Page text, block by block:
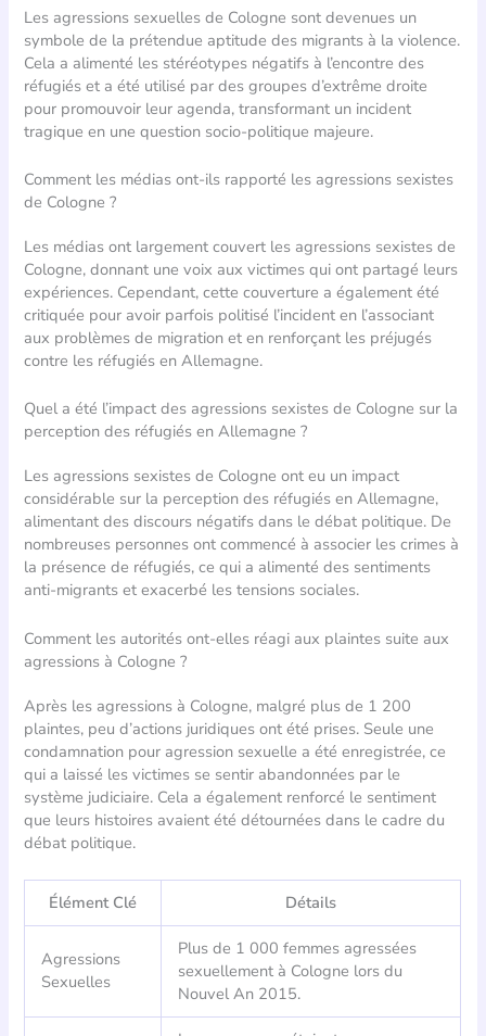
Les agressions sexuelles de Cologne sont devenues un
symbole de la prétendue aptitude des migrants à la violence.
Cela a alimenté les stéréotypes négatifs à l’encontre des
réfugiés et a été utilisé par des groupes d’extrême droite
pour promouvoir leur agenda, transformant un incident
tragique en une question socio-politique majeure.
Comment les médias ont-ils rapporté les agressions sexistes
de Cologne ?
Les médias ont largement couvert les agressions sexistes de
Cologne, donnant une voix aux victimes qui ont partagé leurs
expériences. Cependant, cette couverture a également été
critiquée pour avoir parfois politisé l’incident en l’associant
aux problèmes de migration et en renforçant les préjugés
contre les réfugiés en Allemagne.
Quel a été l’impact des agressions sexistes de Cologne sur la
perception des réfugiés en Allemagne ?
Les agressions sexistes de Cologne ont eu un impact
considérable sur la perception des réfugiés en Allemagne,
alimentant des discours négatifs dans le débat politique. De
nombreuses personnes ont commencé à associer les crimes à
la présence de réfugiés, ce qui a alimenté des sentiments
anti-migrants et exacerbé les tensions sociales.
Comment les autorités ont-elles réagi aux plaintes suite aux
agressions à Cologne ?
Après les agressions à Cologne, malgré plus de 1 200
plaintes, peu d’actions juridiques ont été prises. Seule une
condamnation pour agression sexuelle a été enregistrée, ce
qui a laissé les victimes se sentir abandonnées par le
système judiciaire. Cela a également renforcé le sentiment
que leurs histoires avaient été détournées dans le cadre du
débat politique.
Élément Clé Détails
Agressions
Sexuelles
Plus de 1 000 femmes agressées
sexuellement à Cologne lors du
Nouvel An 2015.